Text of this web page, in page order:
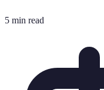
5 min read